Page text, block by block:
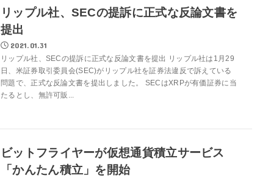
リップル社、SECの提訴に正式な反論文書を
提出
2021.01.31
リップル社、SECの提訴に正式な反論文書を提出 リップル社は1月29
日、米証券取引委員会(SEC)がリップル社を証券法違反で訴えている
問題で、正式な反論文書を提出しました。 SECはXRPが有価証券に当
たるとし、無許可販...
ビットフライヤーが仮想通貨積立サービス
「かんたん積立」を開始